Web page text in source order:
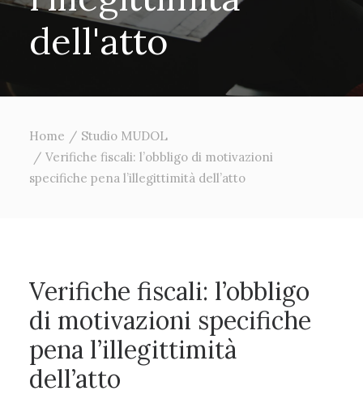
dell'atto
Home
Studio MUDOL
Verifiche fiscali: l’obbligo di motivazioni
specifiche pena l’illegittimità dell’atto
Verifiche fiscali: l’obbligo
di motivazioni specifiche
pena l’illegittimità
dell’atto